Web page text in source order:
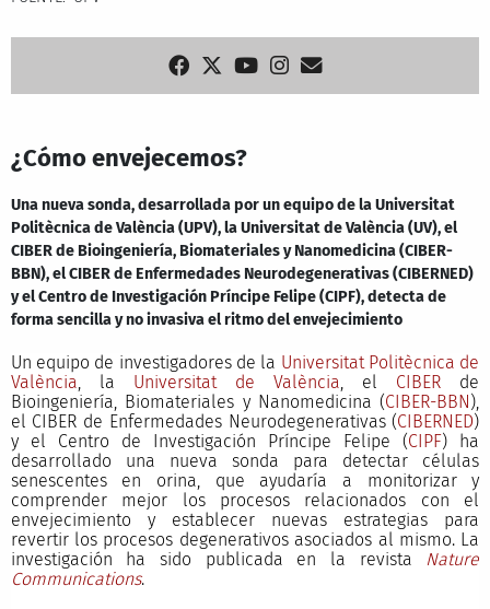
¿Cómo envejecemos?
Una nueva sonda, desarrollada por un equipo de la Universitat
Politècnica de València (UPV), la Universitat de València (UV), el
CIBER de Bioingeniería, Biomateriales y Nanomedicina (CIBER-
BBN), el CIBER de Enfermedades Neurodegenerativas (CIBERNED)
y el Centro de Investigación Príncipe Felipe (CIPF), detecta de
forma sencilla y no invasiva el ritmo del envejecimiento
Un equipo de investigadores de la Universitat Politècnica de
València , la Universitat de València , el CIBER de
Bioingeniería, Biomateriales y Nanomedicina (CIBER-BBN),
el CIBER de Enfermedades Neurodegenerativas (CIBERNED)
y el Centro de Investigación Príncipe Felipe (CIPF) ha
desarrollado una nueva sonda para detectar células
senescentes en orina, que ayudaría a monitorizar y
comprender mejor los procesos relacionados con el
envejecimiento y establecer nuevas estrategias para
revertir los procesos degenerativos asociados al mismo. La
investigación ha sido publicada en la revista Nature
Communications.